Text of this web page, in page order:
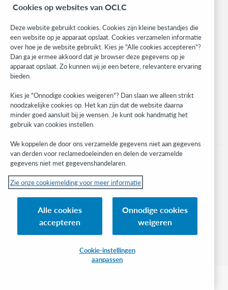
Community
Research
WebJunction
Developer Network
Stay in the know.
Get the latest product updates, research, events, and much more—
right to your inbox.
Subscribe now
© 2023 OCLC
Inc. en buitenlandse filialen
Cookiemelding Lijst met cookies en cookie-instellingen Privacybeleid
Cookies op websites van OCLC
Deze website gebruikt cookies. Cookies zijn kleine bestandjes die
een website op je apparaat opslaat. Cookies verzamelen informatie
over hoe je de website gebruikt. Kies je "Alle cookies accepteren"?
Dan ga je ermee akkoord dat je browser deze gegevens op je
apparaat opslaat. Zo kunnen wij je een betere, relevantere ervaring
bieden.
Kies je "Onnodige cookies weigeren"? Dan slaan we alleen strikt
noodzakelijke cookies op. Het kan zijn dat de website daarna
minder goed aansluit bij je wensen. Je kunt ook handmatig het
gebruik van cookies instellen.
We koppelen de door ons verzamelde gegevens niet aan gegevens
van derden voor reclamedoeleinden en delen de verzamelde
gegevens niet met gegevenshandelaren.
Zie onze cookiemelding voor meer informatie
Alle cookies
accepteren
Onnodige cookies
weigeren
Cookie-instellingen
aanpassen